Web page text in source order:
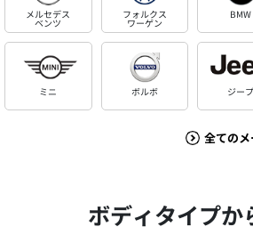
メルセデス
ベンツ
フォルクス
ワーゲン
BMW
ミニ ボルボ ジープ
全ての
ボディタイプか